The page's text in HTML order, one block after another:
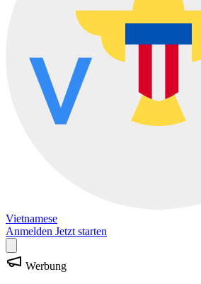
Vietnamese
Anmelden Jetzt starten
Werbung